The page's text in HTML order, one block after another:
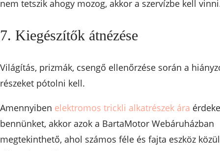
nem tetszik ahogy mozog, akkor a szervízbe kell
7. Kiegészítők átnézése
Világítás, prizmák, csengő ellenőrzése során a
részeket pótolni kell.
Amennyiben elektromos trickli alkatrészek ára
bennünket, akkor azok a BartaMotor Webáruházban
megtekinthető, ahol számos féle és fajta eszköz közül